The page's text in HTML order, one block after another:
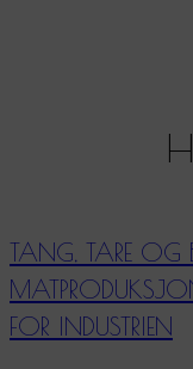
TANG, TARE OG
FOR INDUSTRIEN